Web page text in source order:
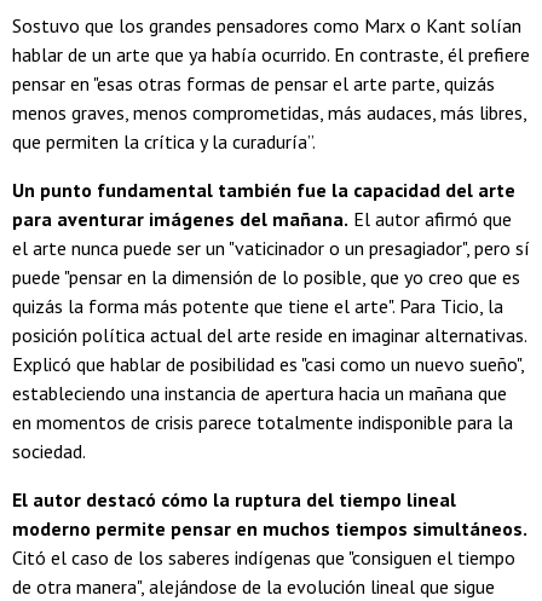
Sostuvo que los grandes pensadores como Marx o Kant solían
hablar de un arte que ya había ocurrido. En contraste, él prefiere
pensar en "esas otras formas de pensar el arte parte, quizás
menos graves, menos comprometidas, más audaces, más libres,
que permiten la crítica y la curaduría”.
Un punto fundamental también fue la capacidad del arte
para aventurar imágenes del mañana. El autor afirmó que
el arte nunca puede ser un "vaticinador o un presagiador", pero sí
puede "pensar en la dimensión de lo posible, que yo creo que es
quizás la forma más potente que tiene el arte". Para Ticio, la
posición política actual del arte reside en imaginar alternativas.
Explicó que hablar de posibilidad es "casi como un nuevo sueño",
estableciendo una instancia de apertura hacia un mañana que
en momentos de crisis parece totalmente indisponible para la
sociedad.
El autor destacó cómo la ruptura del tiempo lineal
moderno permite pensar en muchos tiempos simultáneos.
Citó el caso de los saberes indígenas que "consiguen el tiempo
de otra manera", alejándose de la evolución lineal que sigue